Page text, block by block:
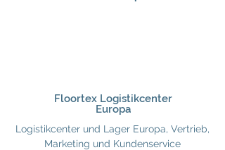
Floortex Logistikcenter
Europa
Logistikcenter und Lager Europa, Vertrieb,
Marketing und Kundenservice